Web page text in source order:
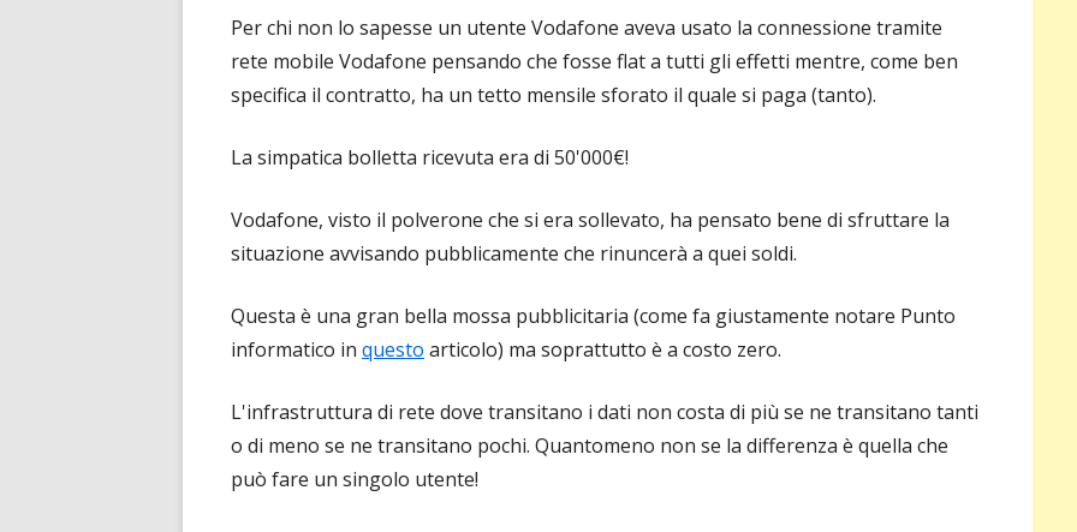
Per chi non lo sapesse un utente Vodafone aveva usato la connessione tramite
rete mobile Vodafone pensando che fosse flat a tutti gli effetti mentre, come ben
specifica il contratto, ha un tetto mensile sforato il quale si paga (tanto).
La simpatica bolletta ricevuta era di 50'000€!
Vodafone, visto il polverone che si era sollevato, ha pensato bene di sfruttare la
situazione avvisando pubblicamente che rinuncerà a quei soldi.
Questa è una gran bella mossa pubblicitaria (come fa giustamente notare Punto
informatico in questo articolo) ma soprattutto è a costo zero.
L'infrastruttura di rete dove transitano i dati non costa di più se ne transitano tanti
o di meno se ne transitano pochi. Quantomeno non se la differenza è quella che
può fare un singolo utente!